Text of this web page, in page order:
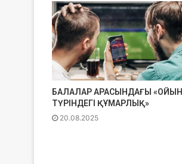
БАЛАЛАР АРАСЫНДАҒЫ «ОЙЫН
ТҮРІНДЕГІ ҚҰМАРЛЫҚ»
20.08.2025